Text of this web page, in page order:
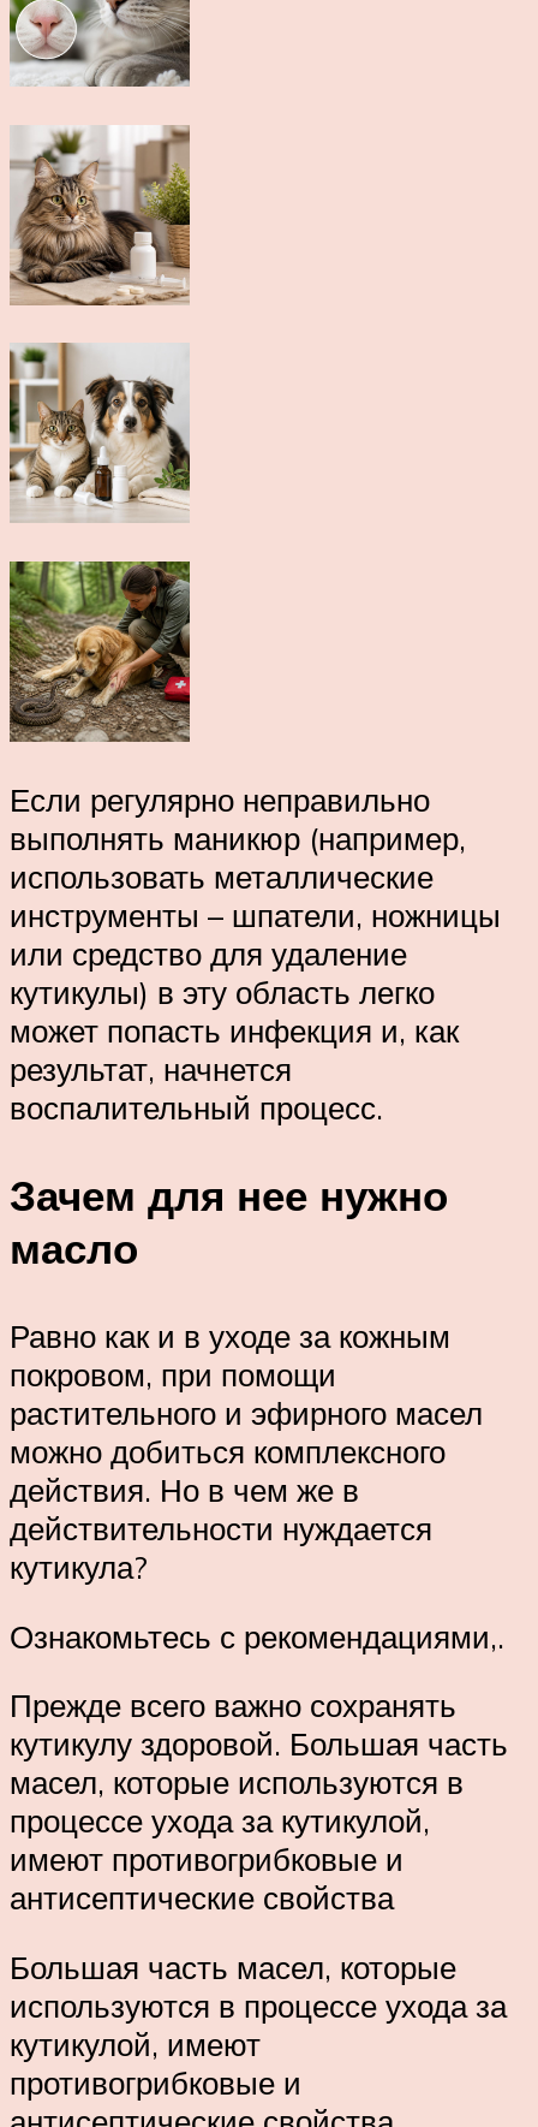
Если регулярно неправильно
выполнять маникюр (например,
использовать металлические
инструменты – шпатели, ножницы
или средство для удаление
кутикулы) в эту область легко
может попасть инфекция и, как
результат, начнется
воспалительный процесс.
Зачем для нее нужно
масло
Равно как и в уходе за кожным
покровом, при помощи
растительного и эфирного масел
можно добиться комплексного
действия. Но в чем же в
действительности нуждается
кутикула?
Ознакомьтесь с рекомендациями,.
Прежде всего важно сохранять
кутикулу здоровой. Большая часть
масел, которые используются в
процессе ухода за кутикулой,
имеют противогрибковые и
антисептические свойства
Большая часть масел, которые
используются в процессе ухода за
кутикулой, имеют
противогрибковые и